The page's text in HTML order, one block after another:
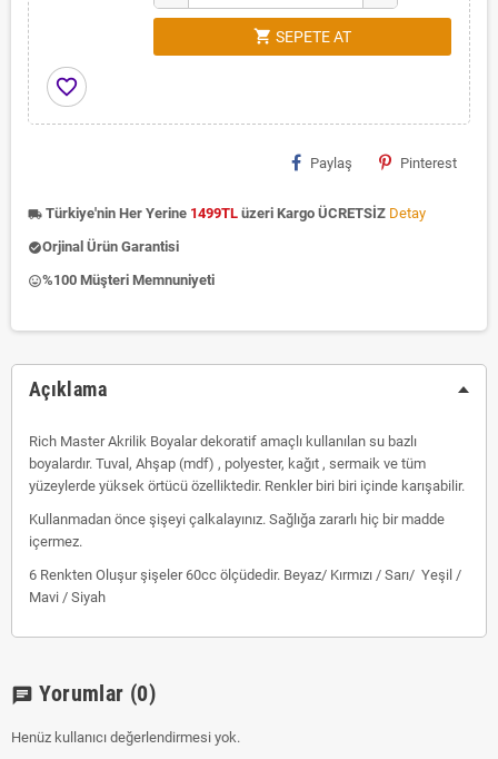
shopping_cart SEPETE AT
favorite_border
Paylaş Pinterest
local_shipping Türkiye'nin Her Yerine 1499TL üzeri Kargo ÜCRETSİZ Detay
check_circleOrjinal Ürün Garantisi
insert_emoticon%100 Müşteri Memnuniyeti
Açıklama
Rich Master Akrilik Boyalar dekoratif amaçlı kullanılan su bazlı
boyalardır. Tuval, Ahşap (mdf) , polyester, kağıt , sermaik ve tüm
yüzeylerde yüksek örtücü özelliktedir. Renkler biri biri içinde karışabilir.
Kullanmadan önce şişeyi çalkalayınız. Sağlığa zararlı hiç bir madde
içermez.
6 Renkten Oluşur şişeler 60cc ölçüdedir. Beyaz/ Kırmızı / Sarı/ Yeşil /
Mavi / Siyah
chat Yorumlar (0)
Henüz kullanıcı değerlendirmesi yok.